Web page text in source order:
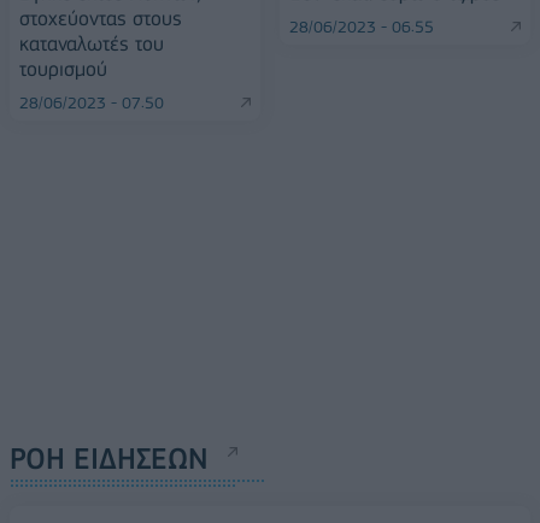
στοχεύοντας στους
καταναλωτές του
τουρισμού
28/06/2023 - 07:50
28/06/2023 - 06:55
ΡΟΗ ΕΙΔΗΣΕΩΝ